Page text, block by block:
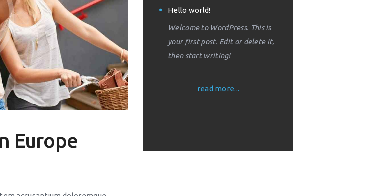
Europe
Welcome to WordPress. This is
your first post. Edit or delete it,
then start writing!
read more...